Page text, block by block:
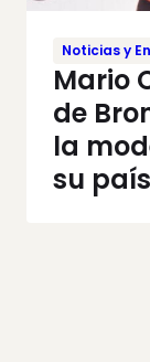
Noticias y
Mario
de
la
su país